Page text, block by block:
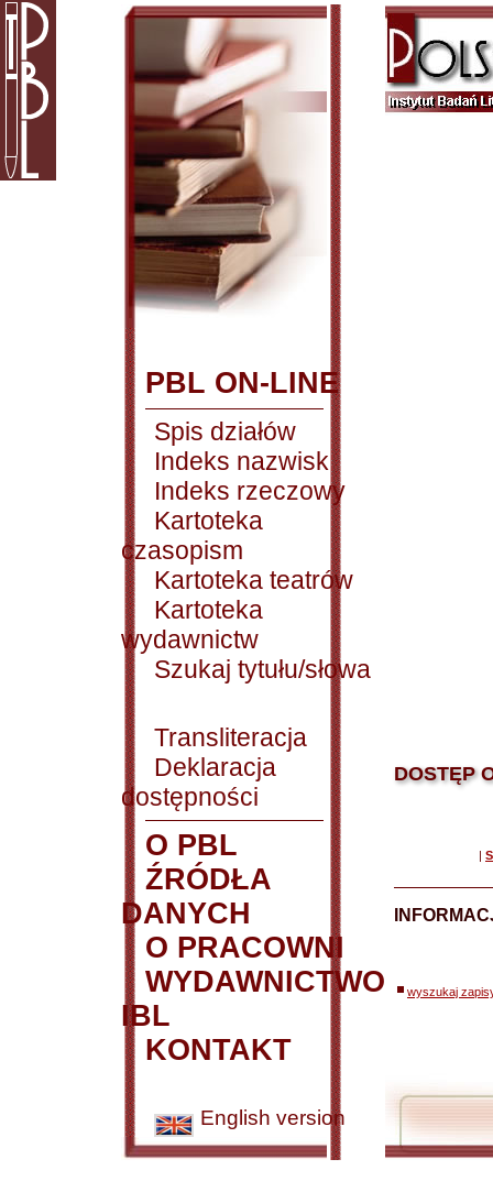
PBL ON-LINE
Spis działów
Indeks nazwisk
Indeks rzeczowy
Kartoteka
czasopism
Kartoteka teatrów
Kartoteka
wydawnictw
Szukaj tytułu/słowa
Transliteracja
Deklaracja
dostępności
O PBL
ŹRÓDŁA
DANYCH
O PRACOWNI
WYDAWNICTWO
IBL
KONTAKT
English version
DOSTĘP
|
wyszukaj